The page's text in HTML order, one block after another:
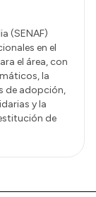
(SENAF)
en el
el área, con
la
de adopción,
y la
de